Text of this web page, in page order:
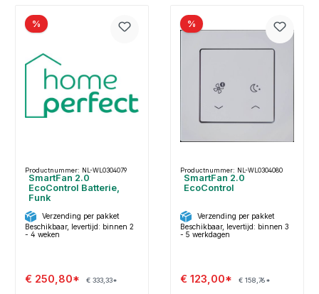
%
Productnummer: NL-WL0304079
SmartFan 2.0
EcoControl Batterie,
Funk
Verzending per pakket
Beschikbaar, levertijd: binnen 2
- 4 weken
€ 250,80* € 333,33*
%
Productnummer: NL-WL0304080
SmartFan 2.0
EcoControl
Verzending per pakket
Beschikbaar, levertijd: binnen 3
- 5 werkdagen
€ 123,00* € 158,76*